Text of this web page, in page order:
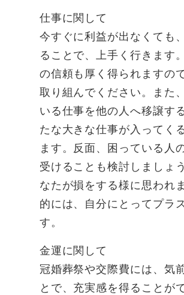
仕事に関して
今すぐに利益が出なくても
ることで、上手く行きます
の信頼も厚く得られますの
取り組んでください。また
いる仕事を他の人へ移譲す
たな大きな仕事が入ってく
ます。反面、困っている人
受けることも検討しましょ
なたが損をする様に思われ
的には、自分にとってプラ
す。
金運に関して
冠婚葬祭や交際費には、気
とで、充実感を得ることが